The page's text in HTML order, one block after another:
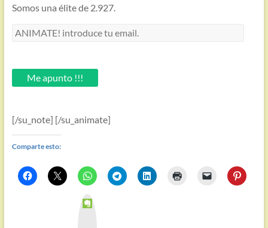
Somos una élite de 2.927.
ANIMATE!
email.Me apunto !!!
[/su_note] [/su_animate]
Comparte esto:
E
v